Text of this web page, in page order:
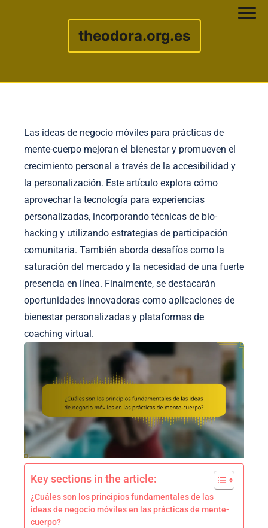
theodora.org.es
Las ideas de negocio móviles para prácticas de
mente-cuerpo mejoran el bienestar y promueven el
crecimiento personal a través de la accesibilidad y
la personalización. Este artículo explora cómo
aprovechar la tecnología para experiencias
personalizadas, incorporando técnicas de bio-
hacking y utilizando estrategias de participación
comunitaria. También aborda desafíos como la
saturación del mercado y la necesidad de una fuerte
presencia en línea. Finalmente, se destacarán
oportunidades innovadoras como aplicaciones de
bienestar personalizadas y plataformas de
coaching virtual.
Key sections in the article:
¿Cuáles son los principios fundamentales de las
ideas de negocio móviles en las prácticas de mente-
cuerpo?